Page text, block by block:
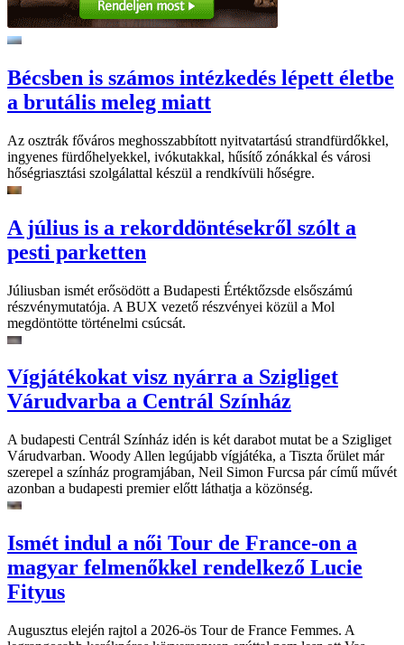
Bécsben is számos intézkedés lépett életbe
a brutális meleg miatt
Az osztrák főváros meghosszabbított nyitvatartású strandfürdőkkel,
ingyenes fürdőhelyekkel, ivókutakkal, hűsítő zónákkal és városi
hőségriasztási szolgálattal készül a rendkívüli hőségre.
A július is a rekorddöntésekről szólt a
pesti parketten
Júliusban ismét erősödött a Budapesti Értéktőzsde elsőszámú
részvénymutatója. A BUX vezető részvényei közül a Mol
megdöntötte történelmi csúcsát.
Vígjátékokat visz nyárra a Szigliget
Várudvarba a Centrál Színház
A budapesti Centrál Színház idén is két darabot mutat be a Szigliget
Várudvarban. Woody Allen legújabb vígjátéka, a Tiszta őrület már
szerepel a színház programjában, Neil Simon Furcsa pár című művét
azonban a budapesti premier előtt láthatja a közönség.
Ismét indul a női Tour de France-on a
magyar felmenőkkel rendelkező Lucie
Fityus
Augusztus elején rajtol a 2026-ös Tour de France Femmes. A